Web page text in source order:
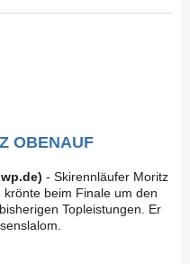
OBENAUF
- Skirennläufer Moritz
beim Finale um den
Topleistungen. Er